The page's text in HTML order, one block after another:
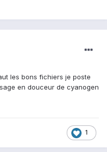
les bons fichiers je poste
en douceur de cyanogen
1